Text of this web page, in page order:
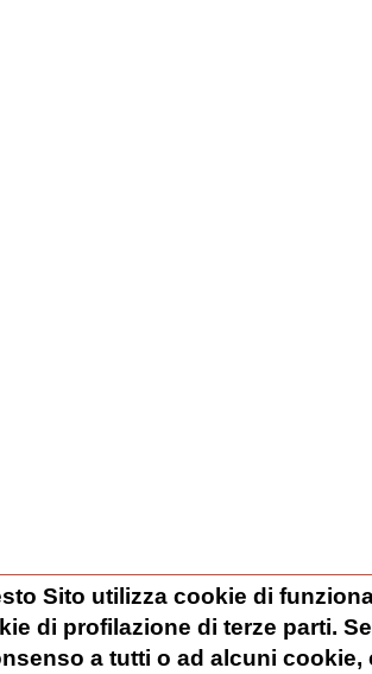
Sito utilizza cookie di
di profilazione di terze parti.
a tutti o ad alcuni